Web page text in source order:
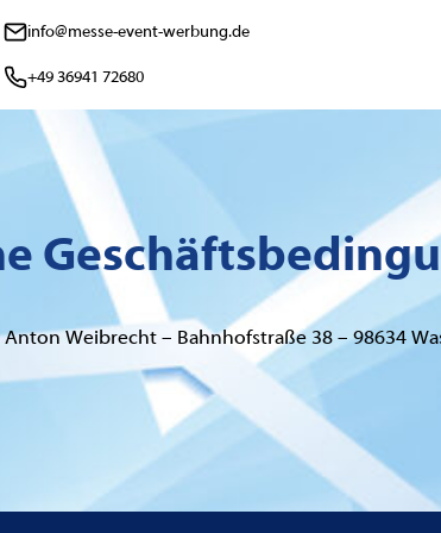
info@messe-event-werbung.de
+49 36941 72680
Weibrecht – Bahnhofstraße 38 – 98634